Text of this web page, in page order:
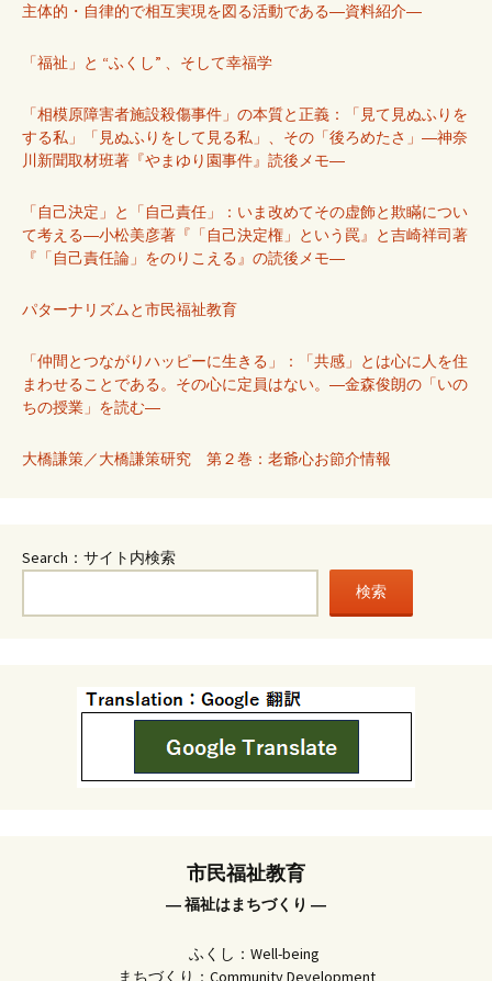
主体的・自律的で相互実現を図る活動である―資料紹介―
「福祉」と “ふくし” 、そして幸福学
「相模原障害者施設殺傷事件」の本質と正義：「見て見ぬふりを
する私」「見ぬふりをして見る私」、その「後ろめたさ」―神奈
川新聞取材班著『やまゆり園事件』読後メモ―
「自己決定」と「自己責任」：いま改めてその虚飾と欺瞞につい
て考える―小松美彦著『「自己決定権」という罠』と吉崎祥司著
『「自己責任論」をのりこえる』の読後メモ―
パターナリズムと市民福祉教育
「仲間とつながりハッピーに生きる」：「共感」とは心に人を住
まわせることである。その心に定員はない。―金森俊朗の「いの
ちの授業」を読む―
大橋謙策／大橋謙策研究 第２巻：老爺心お節介情報
Search：サイト内検索
検索
市民福祉教育
― 福祉はまちづくり ―
ふくし：Well-being
まちづくり：Community Development